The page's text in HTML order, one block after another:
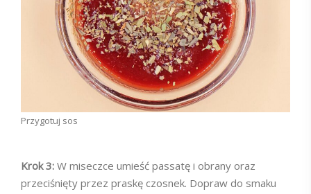
Przygotuj sos
Krok 3: W miseczce umieść passatę i obrany oraz
przeciśnięty przez praskę czosnek. Dopraw do smaku